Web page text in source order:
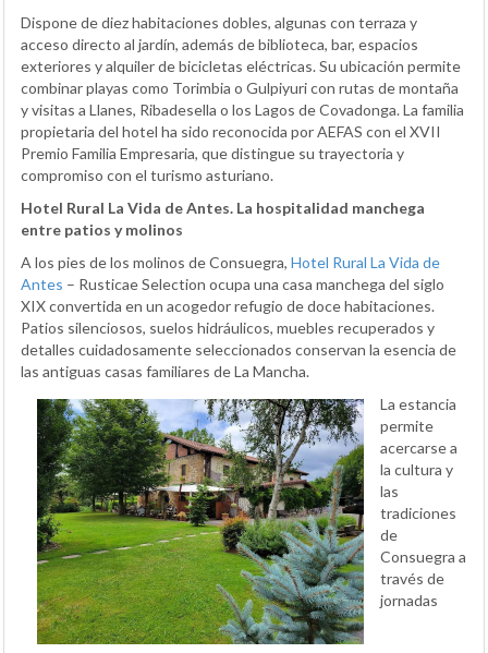
Dispone de diez habitaciones dobles, algunas con terraza y
acceso directo al jardín, además de biblioteca, bar, espacios
exteriores y alquiler de bicicletas eléctricas. Su ubicación permite
combinar playas como Torimbia o Gulpiyuri con rutas de montaña
y visitas a Llanes, Ribadesella o los Lagos de Covadonga. La familia
propietaria del hotel ha sido reconocida por AEFAS con el XVII
Premio Familia Empresaria, que distingue su trayectoria y
compromiso con el turismo asturiano.
Hotel Rural La Vida de Antes. La hospitalidad manchega
entre patios y molinos
A los pies de los molinos de Consuegra, Hotel Rural La Vida de
Antes – Rusticae Selection ocupa una casa manchega del siglo
XIX convertida en un acogedor refugio de doce habitaciones.
Patios silenciosos, suelos hidráulicos, muebles recuperados y
detalles cuidadosamente seleccionados conservan la esencia de
las antiguas casas familiares de La Mancha.
La estancia
permite
acercarse a
la cultura y
las
tradiciones
de
Consuegra a
través de
jornadas